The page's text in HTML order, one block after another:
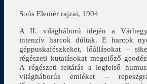
Soós Elemér rajzai, 1904
A II. világháború idején a
intenzív harcok dúltak. E harcok
géppuskafészkeket, lőállásokat –
régészeti kutatásokat megelőző
A régészeti feltárás a legfelső
világháborús emléket –